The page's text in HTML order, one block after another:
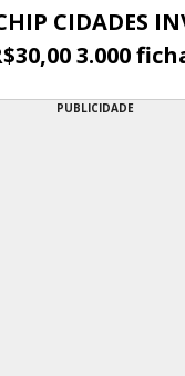
CIDADES
3.000
PUBLICIDADE